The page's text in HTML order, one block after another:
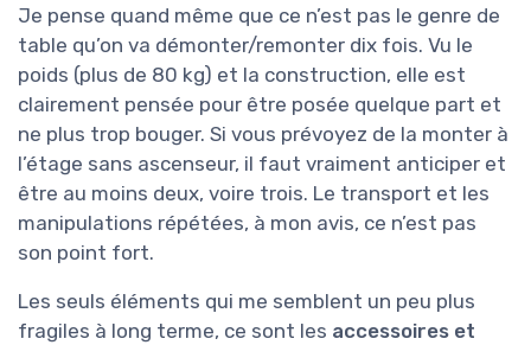
Je pense quand même que ce n’est pas le genre de
table qu’on va démonter/remonter dix fois. Vu le
poids (plus de 80 kg) et la construction, elle est
clairement pensée pour être posée quelque part et
ne plus trop bouger. Si vous prévoyez de la monter à
l’étage sans ascenseur, il faut vraiment anticiper et
être au moins deux, voire trois. Le transport et les
manipulations répétées, à mon avis, ce n’est pas
son point fort.
Les seuls éléments qui me semblent un peu plus
fragiles à long terme, ce sont les accessoires et